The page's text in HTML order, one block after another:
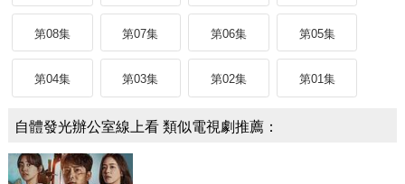
第08集 第07集 第06集 第05集
第04集 第03集 第02集 第01集
自體發光辦公室線上看 類似電視劇推薦：